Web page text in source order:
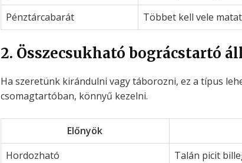
Pénztárcabarát
Többet kell vele
2. Összecsukható bográcstartó
Ha szeretünk kirándulni vagy táborozni, ez a típus
csomagtartóban, könnyű kezelni.
Előnyök
Hordozható
Talán picit